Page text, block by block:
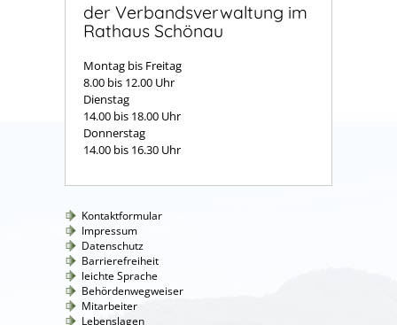
der Verbandsverwaltung im
Rathaus Schönau
Montag bis Freitag
8.00 bis 12.00 Uhr
Dienstag
14.00 bis 18.00 Uhr
Donnerstag
14.00 bis 16.30 Uhr
Kontaktformular
Impressum
Datenschutz
Barrierefreiheit
leichte Sprache
Behördenwegweiser
Mitarbeiter
Lebenslagen